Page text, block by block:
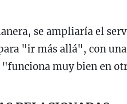
se ampliaría el
"ir más allá", con
muy bien en